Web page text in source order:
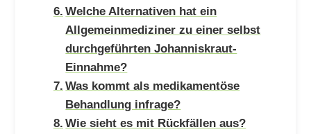
Welche Alternativen hat ein
Allgemeinmediziner zu einer selbst
durchgeführten Johanniskraut-
Einnahme?
Was kommt als medikamentöse
Behandlung infrage?
Wie sieht es mit Rückfällen aus?